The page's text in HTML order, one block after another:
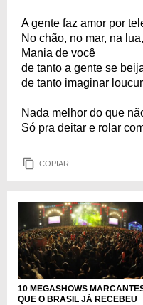
A gente faz amor por
No chão, no mar, na
Mania de você
de tanto a gente se
de tanto imaginar
Nada melhor do que
Só pra deitar e rolar
COPIAR
10 MEGASHOWS
QUE O BRASIL JÁ RECEBEU